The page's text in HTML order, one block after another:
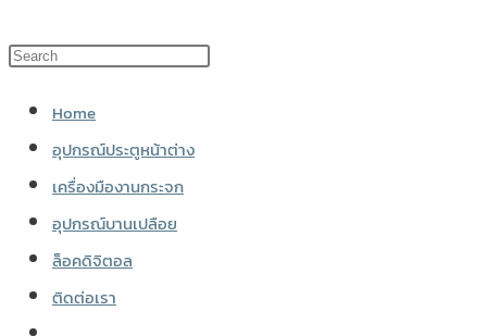
search
Home
อุปกรณ์ประตูหน้าต่าง
เครื่องมืองานกระจก
อุปกรณ์บานเปลือย
ล็อคดิจิตอล
ติดต่อเรา